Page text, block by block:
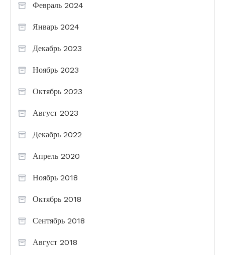
Февраль 2024
Январь 2024
Декабрь 2023
Ноябрь 2023
Октябрь 2023
Август 2023
Декабрь 2022
Апрель 2020
Ноябрь 2018
Октябрь 2018
Сентябрь 2018
Август 2018